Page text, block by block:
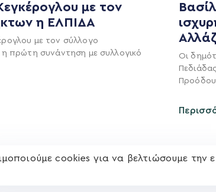
με τον
η ΕΛΠΙΔΑ
με τον σύλλογο
η πρώτη συνάντηση με συλλογικό
Οι
Προόδου
MEDIA
Ανακοινώσεις +(30)
Ηλ.
cookies για να βελτιώσουμε την